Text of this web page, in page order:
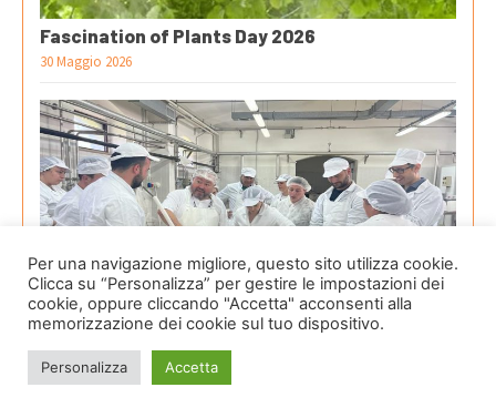
Fascination of Plants Day 2026
30 Maggio 2026
Investire sul futuro: la Scuola Permanente del
Casaro
28 Gennaio 2026
Per una navigazione migliore, questo sito utilizza cookie.
Clicca su “Personalizza” per gestire le impostazioni dei
cookie, oppure cliccando "Accetta" acconsenti alla
memorizzazione dei cookie sul tuo dispositivo.
Personalizza Accetta